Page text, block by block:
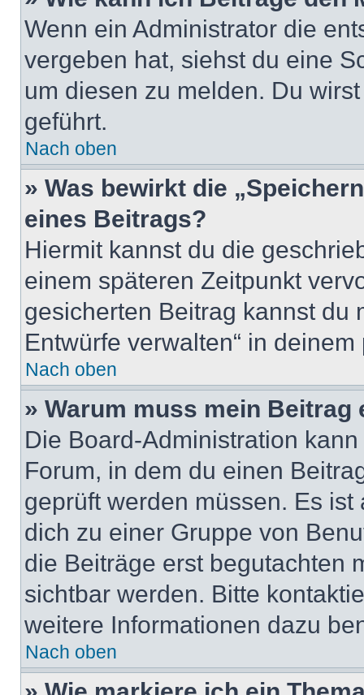
Wenn ein Administrator die
vergeben hat, siehst du eine
um diesen zu melden. Du
geführt.
Nach oben
» Was bewirkt die
eines Beitrags?
Hiermit kannst du die
einem späteren Zeitpunkt
gesicherten Beitrag kannst du
Entwürfe verwalten“ in
Nach oben
» Warum muss mein
Die Board-Administration
Forum, in dem du einen
geprüft werden müssen. Es
dich zu einer Gruppe von
die Beiträge erst begutachten
sichtbar werden. Bitte
weitere Informationen dazu
Nach oben